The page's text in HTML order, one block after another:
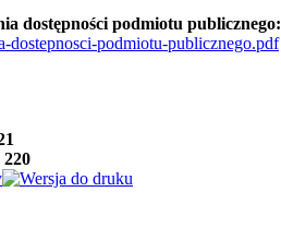
dostępności podmiotu publicznego:
dostepnosci-podmiotu-publicznego.pdf
220